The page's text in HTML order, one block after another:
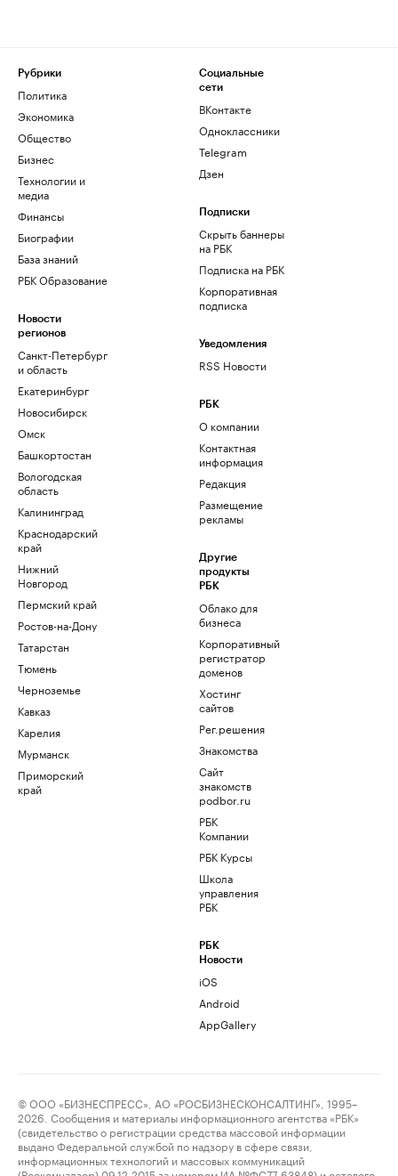
Рубрики
Политика
Экономика
Общество
Бизнес
Технологии и
медиа
Финансы
Биографии
База знаний
РБК Образование
Новости
регионов
Санкт-Петербург
и область
Екатеринбург
Новосибирск
Омск
Башкортостан
Вологодская
область
Калининград
Краснодарский
край
Нижний
Новгород
Пермский край
Ростов-на-Дону
Татарстан
Тюмень
Черноземье
Кавказ
Карелия
Мурманск
Приморский
край
Социальные
сети
ВКонтакте
Одноклассники
Telegram
Дзен
Подписки
Скрыть баннеры
на РБК
Подписка на РБК
Корпоративная
подписка
Уведомления
RSS Новости
РБК
О компании
Контактная
информация
Редакция
Размещение
рекламы
Другие
продукты
РБК
Облако для
бизнеса
Корпоративный
регистратор
доменов
Хостинг
сайтов
Рег.решения
Знакомства
Сайт
знакомств
podbor.ru
РБК
Компании
РБК Курсы
Школа
управления
РБК
РБК
Новости
iOS
Android
AppGallery
© ООО «БИЗНЕСПРЕСС», АО «РОСБИЗНЕСКОНСАЛТИНГ», 1995–
2026. Сообщения и материалы информационного агентства «РБК»
(свидетельство о регистрации средства массовой информации
выдано Федеральной службой по надзору в сфере связи,
информационных технологий и массовых коммуникаций